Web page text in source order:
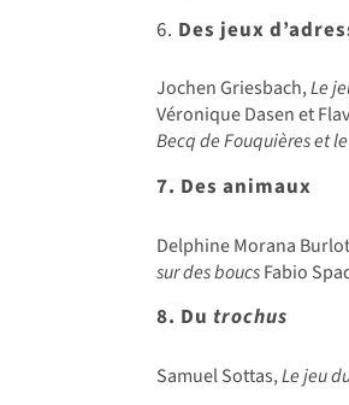
6. Des jeux
Jochen Griesbach,Le
Véronique Dasen et
Becq de Fouquières et le
7. Des animaux
Delphine Morana
sur des boucsFabio
8. Du trochus
Samuel Sottas,Le jeu